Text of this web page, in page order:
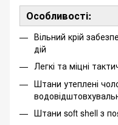
Особливості:
Вільний крій
дій
Легкі та міцні
Штани утеплені
Штани soft shell з